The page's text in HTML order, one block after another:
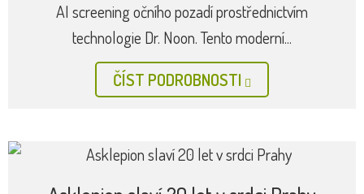
AI screening očního pozadí prostřednictvím
technologie Dr. Noon. Tento moderní...
ČÍST PODROBNOSTI